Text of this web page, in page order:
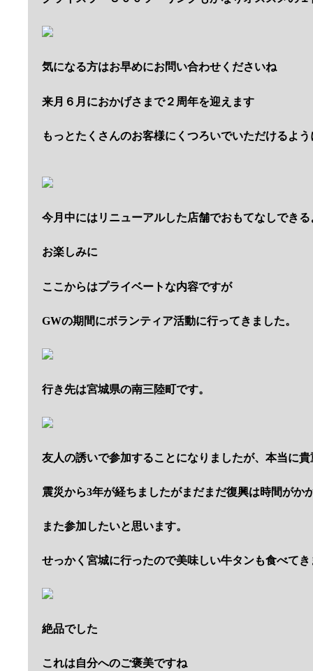
気になる方はお早めにお問い合わせくださいね
来月６月におかげさまで２周年を迎えます
もっとたくさんのお客様にくつろいでいただけるよ
今月中にはリニューアルした店舗でおもてなしでき
お楽しみに
ここからはプライベートな内容ですが
GWの期間にボランティア活動に行ってきました。
行き先は宮城県の南三陸町です。
友人の誘いで参加することになりましたが、本当に
震災から3年が経ちましたがまだまだ復興は時間がか
また参加したいと思います。
せっかく宮城に行ったので美味しい牛タンも食べてき
絶品でした
これは自分へのご褒美ですね